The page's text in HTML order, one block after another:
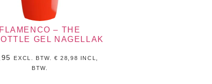
FLAMENCO – THE
GEL NAGELLAK
EXCL. BTW.€ 28,98 INCL,
BTW.